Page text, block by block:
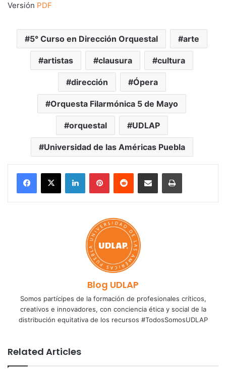
Versión PDF
5° Curso en Dirección Orquestal arte
artistas clausura cultura
dirección Ópera
Orquesta Filarmónica 5 de Mayo
orquestal UDLAP
Universidad de las Américas Puebla
LinkedInPinterestReddit Share via Email Print
Blog UDLAP
Somos partícipes de la formación de profesionales críticos,
creativos e innovadores, con conciencia ética y social de la
distribución equitativa de los recursos #TodosSomosUDLAP
Related Articles